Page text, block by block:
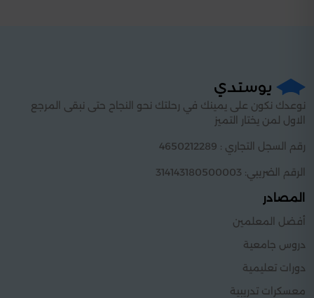
نوعدك نكون على يمينك في رحلتك نحو النجاح حتى نبقى المرجع
الاول لمن يختار التميز
رقم السجل التجاري : 4650212289
الرقم الضريبي: 314143180500003
المصادر
أفضل المعلمين
دروس جامعية
دورات تعليمية
معسكرات تدريبية